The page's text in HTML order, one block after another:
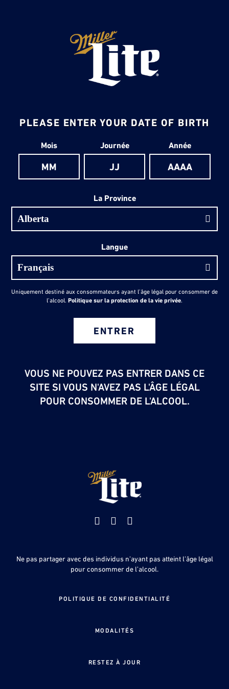
PLEASE ENTER YOUR DATE OF BIRTH
Date de naissance
Mois Journée Année
La Province
Langue
Uniquement destiné aux consommateurs ayant l’âge légal pour consommer de
l’alcool. Politique sur la protection de la vie privée.
ENTRER
VOUS NE POUVEZ PAS ENTRER DANS CE
SITE SI VOUS N'AVEZ PAS L'ÂGE LÉGAL
POUR CONSOMMER DE L'ALCOOL.
Facebook
Youtube
Ne pas partager avec des individus n’ayant pas atteint l’âge légal
pour consommer de l’alcool.
POLITIQUE DE CONFIDENTIALITÉ
MODALITÉS
RESTEZ À JOUR